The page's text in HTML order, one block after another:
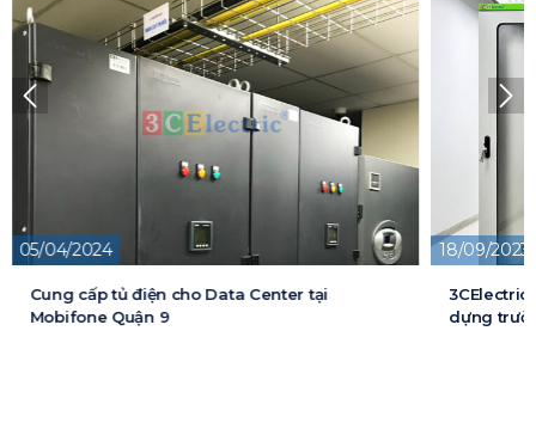
18/09/2023
3CElectric cung cấp tủ điện cho Dự án xây
dựng trường đại học FPT
13/05/2026
Cung cấp
cấp